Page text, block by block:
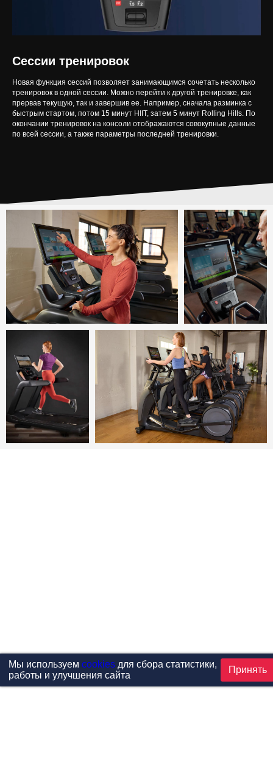
Сессии тренировок
Новая функция сессий позволяет занимающимся сочетать несколько
тренировок в одной сессии. Можно перейти к другой тренировке, как
прервав текущую, так и завершив ее. Например, сначала разминка c
быстрым стартом, потом 15 минут HIIT, затем 5 минут Rolling Hills. По
окончании тренировок на консоли отображаются совокупные данные
по всей сессии, а также параметры последней тренировки.
Мы используем cookiesдля сбора статистики,
работы и улучшения сайта
Принять